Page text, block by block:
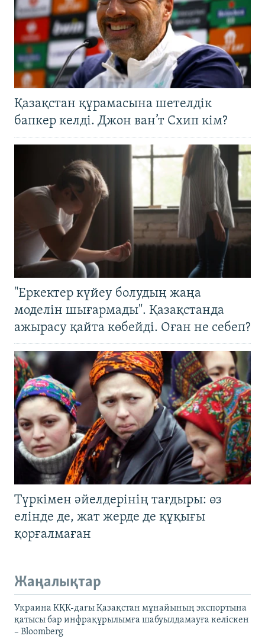
Қазақстан құрамасына шетелдік
бапкер келді. Джон ван’т Схип кім?
"Еркектер күйеу болудың жаңа
моделін шығармады". Қазақстанда
ажырасу қайта көбейді. Оған не себеп?
Түркімен әйелдерінің тағдыры: өз
елінде де, жат жерде де құқығы
қорғалмаған
Жаңалықтар
Украина КҚК-дағы Қазақстан мұнайының экспортына
қатысы бар инфрақұрылымға шабуылдамауға келіскен
– Bloomberg